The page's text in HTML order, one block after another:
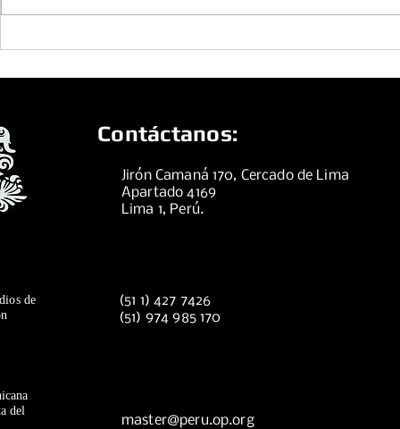
Contáctanos:
Jirón Camaná 170, Cercado de Lima
Apartado 4169
Lima 1, Perú.
de
(51 1) 427 7426
(51) 974 985 170
del
master@peru.op.org